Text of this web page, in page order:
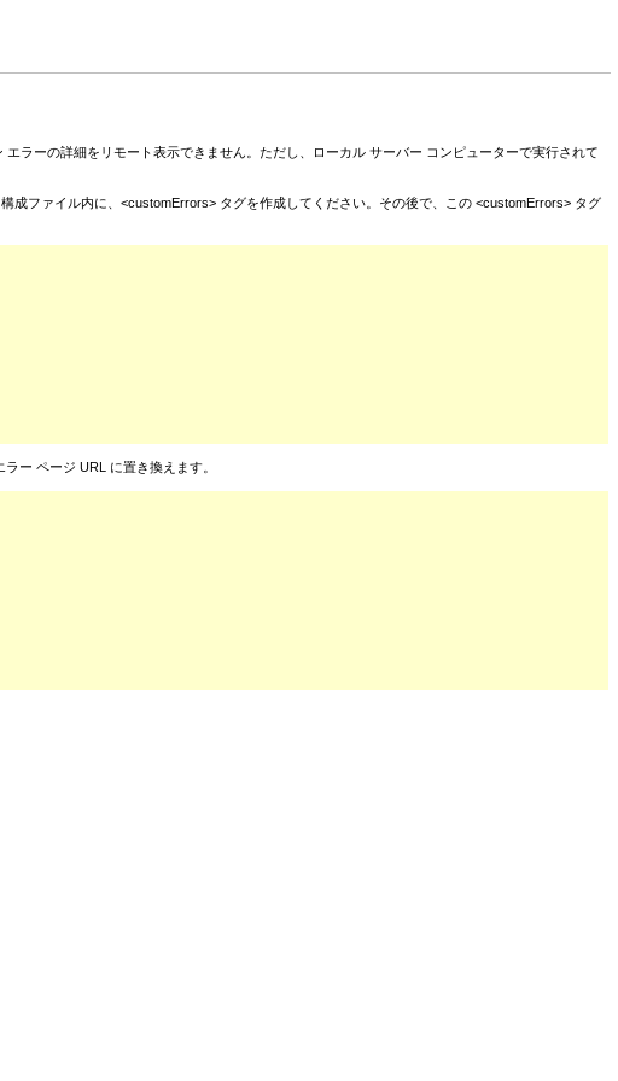
ラーの詳細をリモート表示できません。ただし、ローカル サーバー コンピューターで実行されて
ファイル内に、<customErrors> タグを作成してください。その後で、この <customErrors> タグ
ー ページ URL に置き換えます。